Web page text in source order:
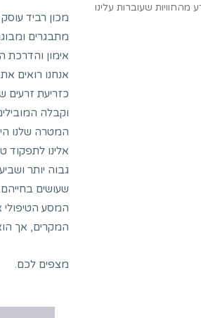
מהחוויות שעוברות עלינו
מכון רביד
מתבגרים
אימון והדרכת
אנחנו רואים
כזריעת זרעים
וקבלה
המטרה שלנו
אלינו לתפקוד
גבוה יותר
שעושים
המסע הטיפולי
המקרים, אך
מצפים לכם.